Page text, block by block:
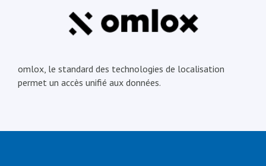
omlox, le standard des technologies de localisation
permet un accès unifié aux données.